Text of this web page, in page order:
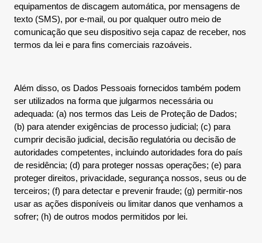
equipamentos de discagem automática, por mensagens de
texto (SMS), por e-mail, ou por qualquer outro meio de
comunicação que seu dispositivo seja capaz de receber, nos
termos da lei e para fins comerciais razoáveis.
Além disso, os Dados Pessoais fornecidos também podem
ser utilizados na forma que julgarmos necessária ou
adequada: (a) nos termos das Leis de Proteção de Dados;
(b) para atender exigências de processo judicial; (c) para
cumprir decisão judicial, decisão regulatória ou decisão de
autoridades competentes, incluindo autoridades fora do país
de residência; (d) para proteger nossas operações; (e) para
proteger direitos, privacidade, segurança nossos, seus ou de
terceiros; (f) para detectar e prevenir fraude; (g) permitir-nos
usar as ações disponíveis ou limitar danos que venhamos a
sofrer; (h) de outros modos permitidos por lei.